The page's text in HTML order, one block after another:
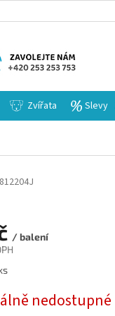
Zvířata Slevy
812204J
/ balení
nedostupné